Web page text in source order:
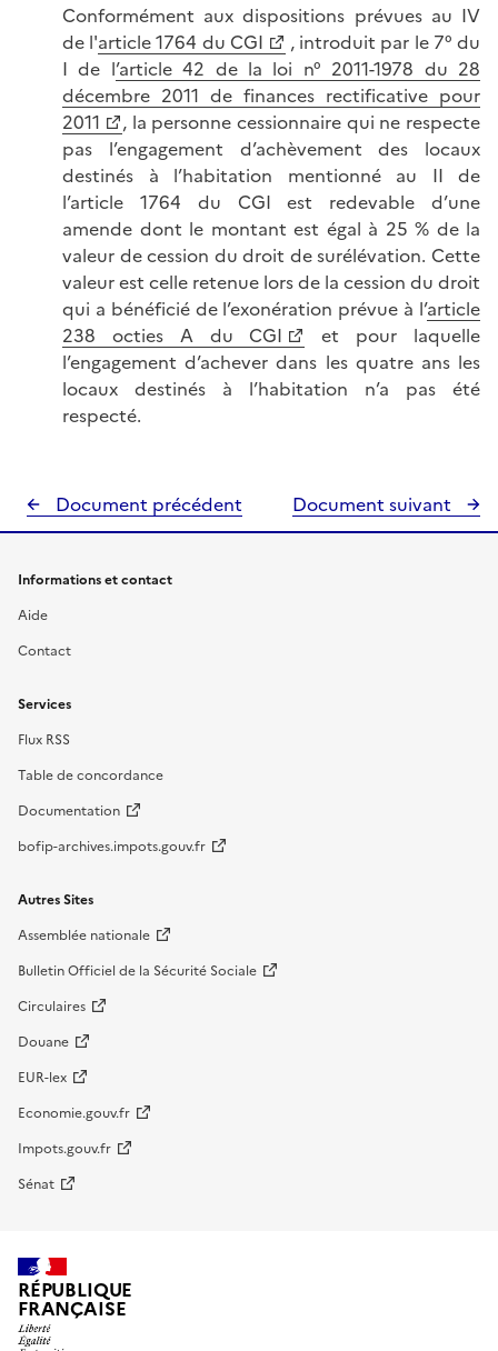
Conformément aux dispositions prévues au IV
de l'article 1764 du CGI
, introduit par le 7° du
I de l’article 42 de la loi n° 2011-1978 du 28
décembre 2011 de finances rectificative pour
2011
, la personne cessionnaire qui ne respecte
pas l’engagement d’achèvement des locaux
destinés à l’habitation mentionné au II de
l’article 1764 du CGI est redevable d’une
amende dont le montant est égal à 25 % de la
valeur de cession du droit de surélévation. Cette
valeur est celle retenue lors de la cession du droit
qui a bénéficié de l’exonération prévue à l’article
238 octies A du CGI
et pour laquelle
l’engagement d’achever dans les quatre ans les
locaux destinés à l’habitation n’a pas été
respecté.
Document précédent Document suivant
Informations et contact
Aide
Contact
Services
Flux RSS
Table de concordance
Documentation
bofip-archives.impots.gouv.fr
Autres Sites
Assemblée nationale
Bulletin Officiel de la Sécurité Sociale
Circulaires
Douane
EUR-lex
Economie.gouv.fr
Impots.gouv.fr
Sénat
RÉPUBLIQUE
FRANÇAISE